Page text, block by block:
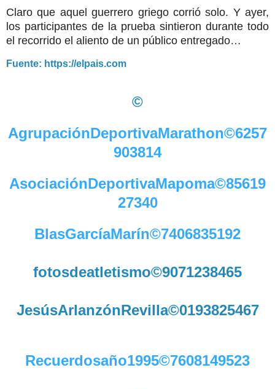
Claro que aquel guerrero griego corrió solo. Y ayer,
los participantes de la prueba sintieron durante todo
el recorrido el aliento de un público entregado…
Fuente: https://elpais.com
©
AgrupaciónDeportivaMarathon©6257
903814
AsociaciónDeportivaMapoma©85619
27340
BlasGarcíaMarín©7406835192
fotosdeatletismo©9071238465
JesúsArlanzónRevilla©0193825467
Recuerdosaño1995©7608149523